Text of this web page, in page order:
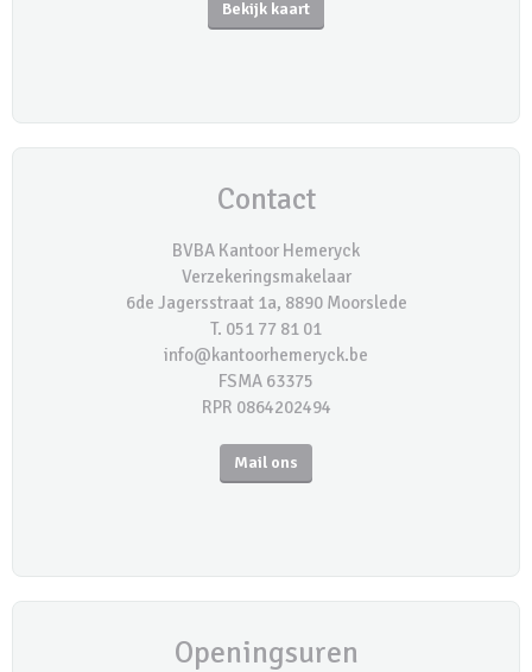
Bekijk kaart
Contact
BVBA Kantoor Hemeryck
Verzekeringsmakelaar
6de Jagersstraat 1a, 8890 Moorslede
T. 051 77 81 01
info@kantoorhemeryck.be
FSMA 63375
RPR 0864202494
Mail ons
Openingsuren